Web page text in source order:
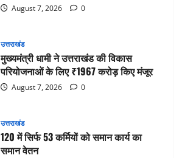
August 7, 2026 0
उत्तराखंड
मुख्यमंत्री धामी ने उत्तराखंड की विकास
परियोजनाओं के लिए ₹1967 करोड़ किए मंजूर
August 7, 2026 0
उत्तराखंड
120 में सिर्फ 53 कर्मियों को समान कार्य का
समान वेतन